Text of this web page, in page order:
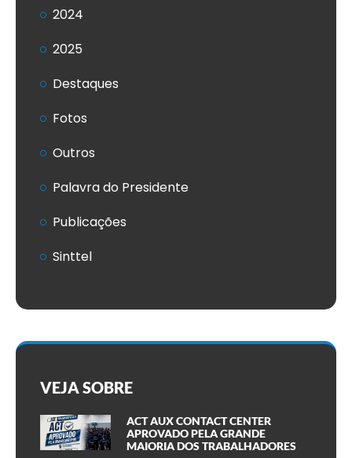
2024
2025
Destaques
Fotos
Outros
Palavra do Presidente
Publicações
Sinttel
VEJA SOBRE
ACT AUX CONTACT CENTER
APROVADO PELA GRANDE
MAIORIA DOS TRABALHADORES